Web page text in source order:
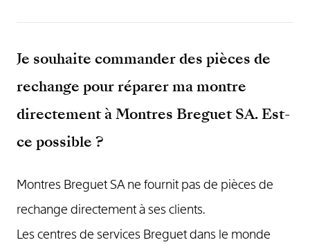
Je souhaite commander des pièces de
rechange pour réparer ma montre
directement à Montres Breguet SA. Est-
ce possible ?
Montres Breguet SA ne fournit pas de pièces de
rechange directement à ses clients.
Les centres de services Breguet dans le monde